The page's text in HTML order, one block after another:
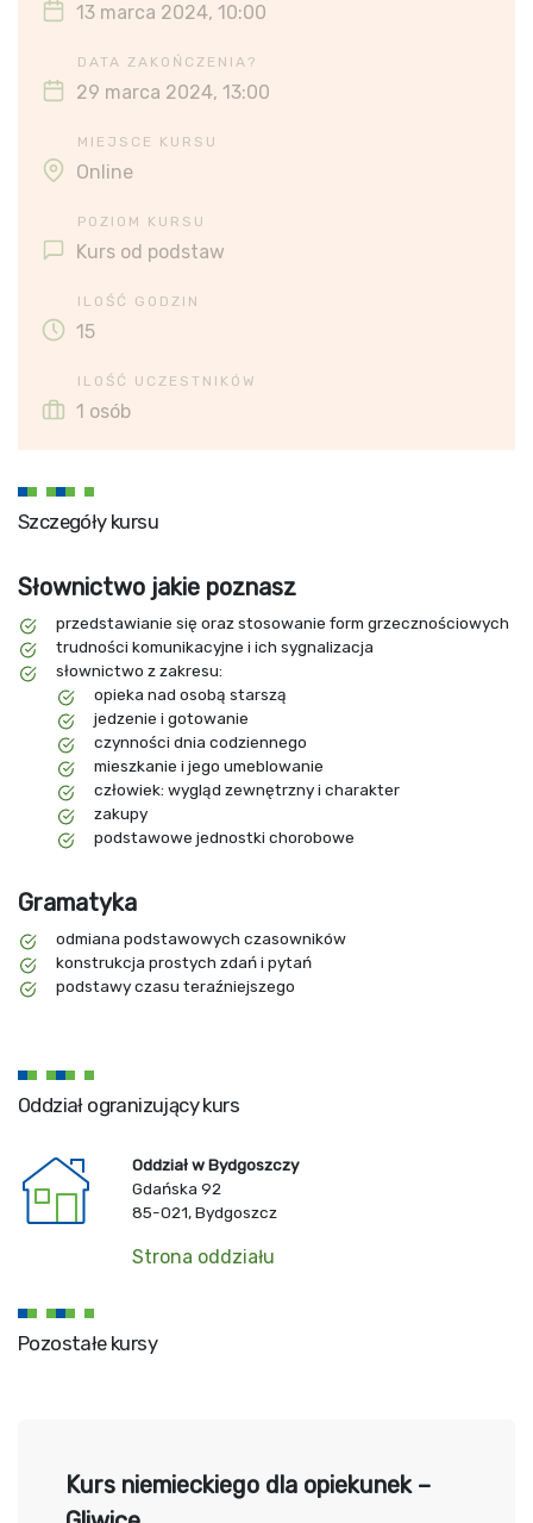
13 marca 2024, 10:00
DATA ZAKOŃCZENIA?
29 marca 2024, 13:00
MIEJSCE KURSU
Online
POZIOM KURSU
Kurs od podstaw
ILOŚĆ GODZIN
15
ILOŚĆ UCZESTNIKÓW
1 osób
Szczegóły kursu
Słownictwo jakie poznasz
przedstawianie się oraz stosowanie form grzecznościowych
trudności komunikacyjne i ich sygnalizacja
słownictwo z zakresu:
opieka nad osobą starszą
jedzenie i gotowanie
czynności dnia codziennego
mieszkanie i jego umeblowanie
człowiek: wygląd zewnętrzny i charakter
zakupy
podstawowe jednostki chorobowe
Gramatyka
odmiana podstawowych czasowników
konstrukcja prostych zdań i pytań
podstawy czasu teraźniejszego
Oddział ogranizujący kurs
Oddział w Bydgoszczy
Gdańska 92
85-021, Bydgoszcz
Strona oddziału
Pozostałe kursy
Kurs niemieckiego dla opiekunek –